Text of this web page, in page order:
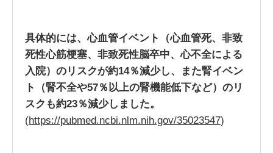
具体的には、心血管イベント（心血管死、非致
死性心筋梗塞、非致死性脳卒中、心不全による
入院）のリスクが約14％減少し、また腎イベン
ト（腎不全や57％以上の腎機能低下など）のリ
スクも約23％減少しました。
(https://pubmed.ncbi.nlm.nih.gov/35023547)